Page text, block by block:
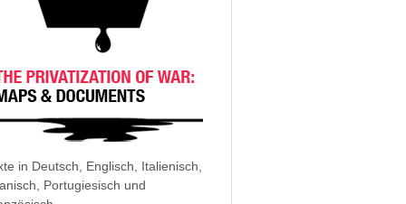
in Deutsch, Englisch, Italienisch,
Portugiesisch und